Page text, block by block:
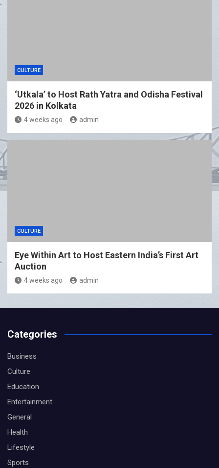
CULTURE
‘Utkala’ to Host Rath Yatra and Odisha Festival
2026 in Kolkata
4 weeks ago admin
CULTURE
Eye Within Art to Host Eastern India’s First Art
Auction
4 weeks ago admin
Categories
Business
Culture
Education
Entertainment
General
Health
Lifestyle
Sports